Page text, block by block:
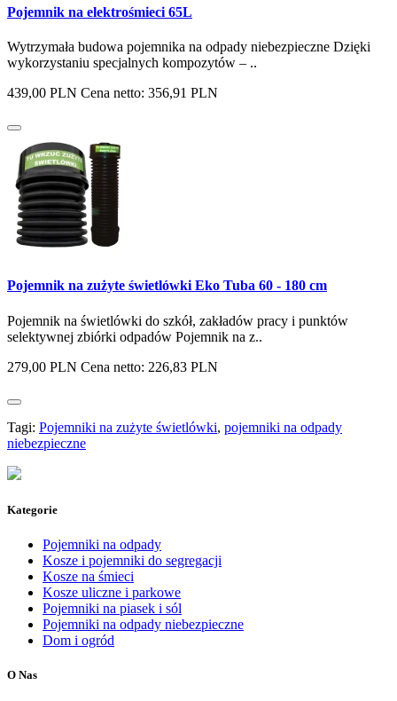
Pojemnik na elektrośmieci 65L
Wytrzymała budowa pojemnika na odpady niebezpieczne Dzięki
wykorzystaniu specjalnych kompozytów – ..
439,00 PLN Cena netto: 356,91 PLN
Pojemnik na zużyte świetlówki Eko Tuba 60 - 180 cm
Pojemnik na świetlówki do szkół, zakładów pracy i punktów
selektywnej zbiórki odpadów Pojemnik na z..
279,00 PLN Cena netto: 226,83 PLN
Tagi: Pojemniki na zużyte świetlówki, pojemniki na odpady
niebezpieczne
Kategorie
Pojemniki na odpady
Kosze i pojemniki do segregacji
Kosze na śmieci
Kosze uliczne i parkowe
Pojemniki na piasek i sól
Pojemniki na odpady niebezpieczne
Dom i ogród
O Nas